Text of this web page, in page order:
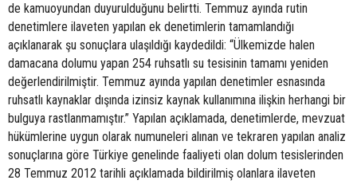
de kamuoyundan duyurulduğunu belirtti. Temmuz ayında rutin
denetimlere ilaveten yapılan ek denetimlerin tamamlandığı
açıklanarak şu sonuçlara ulaşıldığı kaydedildi: “Ülkemizde halen
damacana dolumu yapan 254 ruhsatlı su tesisinin tamamı yeniden
değerlendirilmiştir. Temmuz ayında yapılan denetimler esnasında
ruhsatlı kaynaklar dışında izinsiz kaynak kullanımına ilişkin herhangi bir
bulguya rastlanmamıştır.” Yapılan açıklamada, denetimlerde, mevzuat
hükümlerine uygun olarak numuneleri alınan ve tekraren yapılan analiz
sonuçlarına göre Türkiye genelinde faaliyeti olan dolum tesislerinden
28 Temmuz 2012 tarihli açıklamada bildirilmiş olanlara ilaveten